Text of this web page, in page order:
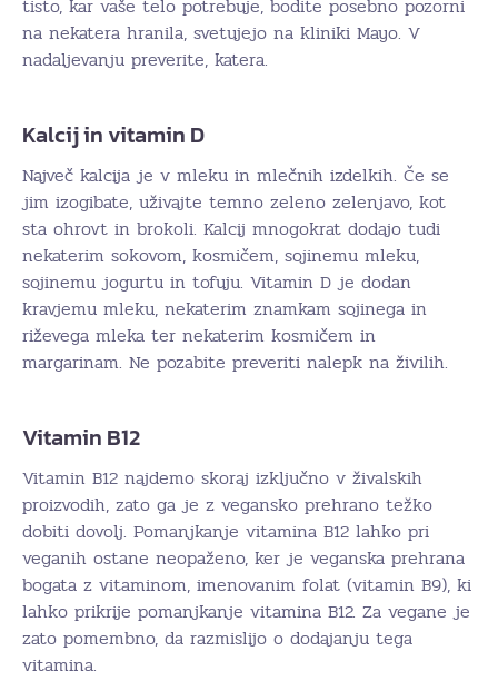
tisto, kar vaše telo potrebuje, bodite posebno pozorni
na nekatera hranila, svetujejo na kliniki Mayo. V
nadaljevanju preverite, katera.
Kalcij in vitamin D
Največ kalcija je v mleku in mlečnih izdelkih. Če se
jim izogibate, uživajte temno zeleno zelenjavo, kot
sta ohrovt in brokoli. Kalcij mnogokrat dodajo tudi
nekaterim sokovom, kosmičem, sojinemu mleku,
sojinemu jogurtu in tofuju. Vitamin D je dodan
kravjemu mleku, nekaterim znamkam sojinega in
riževega mleka ter nekaterim kosmičem in
margarinam. Ne pozabite preveriti nalepk na živilih.
Vitamin B12
Vitamin B12 najdemo skoraj izključno v živalskih
proizvodih, zato ga je z vegansko prehrano težko
dobiti dovolj. Pomanjkanje vitamina B12 lahko pri
veganih ostane neopaženo, ker je veganska prehrana
bogata z vitaminom, imenovanim folat (vitamin B9), ki
lahko prikrije pomanjkanje vitamina B12. Za vegane je
zato pomembno, da razmislijo o dodajanju tega
vitamina.